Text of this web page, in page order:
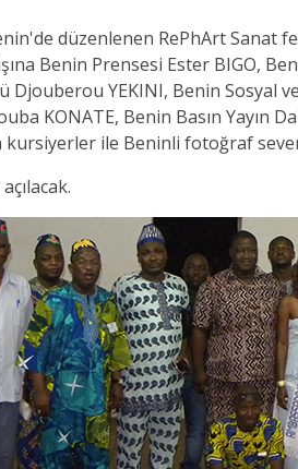
düzenlenen RePhArt Sanat
Benin Prensesi Ester BIGO,
YEKINI, Benin Sosyal
KONATE, Benin Basın Yayın
ile Beninli fotoğraf